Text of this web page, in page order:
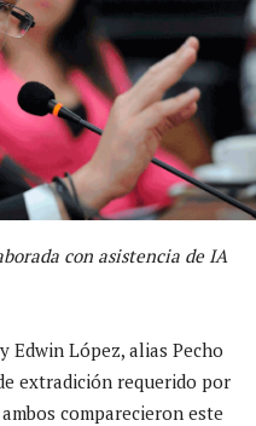
con asistencia de IA
Edwin López, alias Pecho
extradición requerido por
comparecieron este